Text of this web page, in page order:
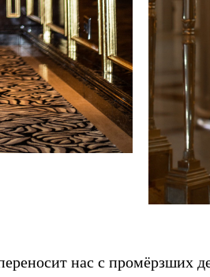
нас с промёрзших